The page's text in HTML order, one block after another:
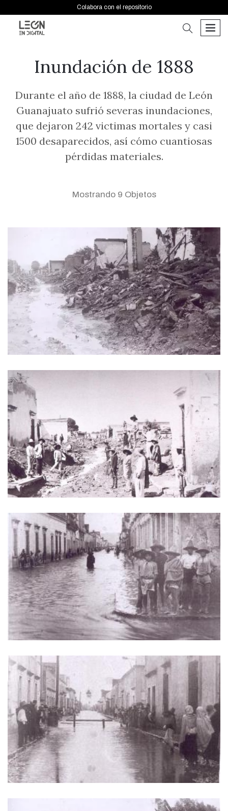
Colabora con el repositorio
buscar
Inundación de 1888
Durante el año de 1888, la ciudad de León
Guanajuato sufrió severas inundaciones,
que dejaron 242 victimas mortales y casi
1500 desaparecidos, así cómo cuantiosas
pérdidas materiales.
Mostrando 9 Objetos